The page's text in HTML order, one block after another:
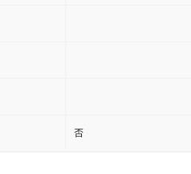
否